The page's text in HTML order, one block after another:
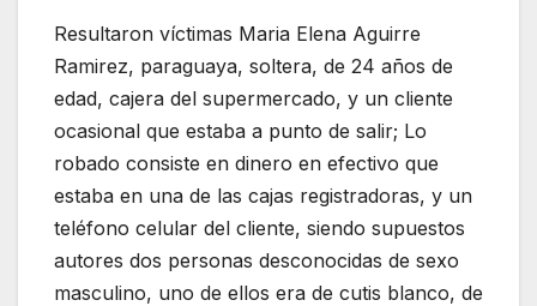
Resultaron víctimas Maria Elena Aguirre
Ramirez, paraguaya, soltera, de 24 años de
edad, cajera del supermercado, y un cliente
ocasional que estaba a punto de salir; Lo
robado consiste en dinero en efectivo que
estaba en una de las cajas registradoras, y un
teléfono celular del cliente, siendo supuestos
autores dos personas desconocidas de sexo
masculino, uno de ellos era de cutis blanco, de